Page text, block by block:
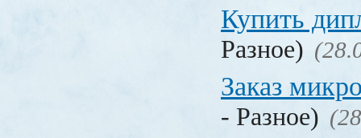
Купить
Разное)
Заказ
- Разное)